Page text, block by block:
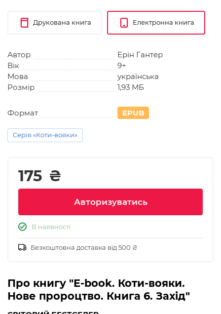
Друкована книга Електронна книга
Автор
Ерін Гантер
Вік
9+
Мова
українська
Розмір
1,93 МБ
Формат EPUB
Серія «Коти-вояки»
175 ₴
Авторизуватись
В наявності
Безкоштовна доставка від 500 ₴
Про книгу "E-book. Коти-вояки.
Нове пророцтво. Книга 6. Захід"